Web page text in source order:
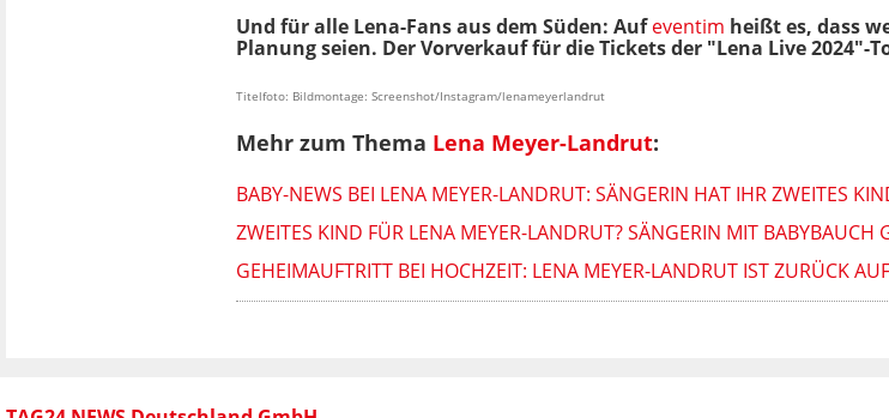
Und für alle Lena-Fans aus dem Süden: Aufeventim heißt es, dass
Planung seien. Der Vorverkauf für die Tickets der "Lena Live 2024"-
Titelfoto: Bildmontage: Screenshot/Instagram/lenameyerlandrut
Mehr zum Thema Lena Meyer-Landrut:
BABY-NEWS BEI LENA MEYER-LANDRUT: SÄNGERIN HAT IHR ZWEITES
ZWEITES KIND FÜR LENA MEYER-LANDRUT? SÄNGERIN MIT BABYBAUCH
GEHEIMAUFTRITT BEI HOCHZEIT: LENA MEYER-LANDRUT IST ZURÜCK